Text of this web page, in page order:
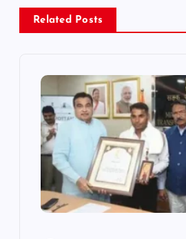
a
v
Related Posts